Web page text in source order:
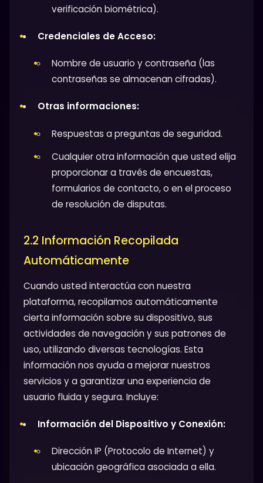
verificación biométrica).
Credenciales de Acceso:
Nombre de usuario y contraseña (las
contraseñas se almacenan cifradas).
Otras informaciones:
Respuestas a preguntas de seguridad.
Cualquier otra información que usted elija
proporcionar a través de encuestas,
formularios de contacto, o en el proceso
de resolución de disputas.
2.2 Información Recopilada
Automáticamente
Cuando usted interactúa con nuestra
plataforma, recopilamos automáticamente
cierta información sobre su dispositivo, sus
actividades de navegación y sus patrones de
uso, utilizando diversas tecnologías. Esta
información nos ayuda a mejorar nuestros
servicios y a garantizar una experiencia de
usuario fluida y segura. Incluye:
Información del Dispositivo y Conexión:
Dirección IP (Protocolo de Internet) y
ubicación geográfica asociada a ella.